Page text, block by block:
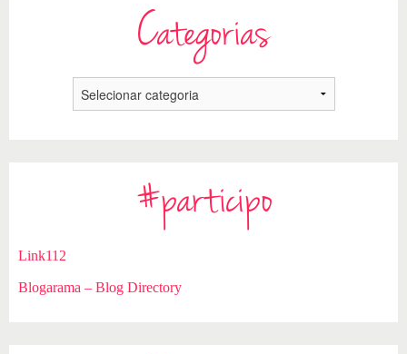
Categorias
#participo
Link112
Blogarama – Blog Directory